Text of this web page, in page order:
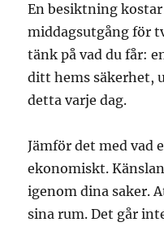
En besiktning
middagsutgång för
tänk på vad du får:
ditt hems säkerhet,
detta varje dag.
Jämför det med vad
ekonomiskt.
igenom dina saker.
sina rum. Det går